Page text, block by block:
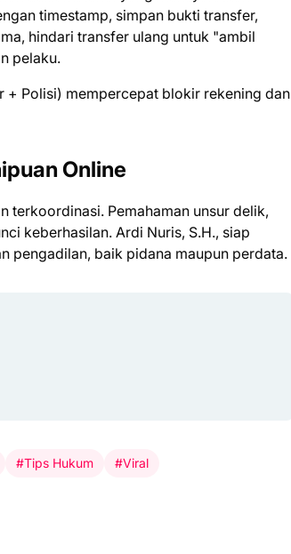
timestamp, simpan bukti transfer,
hindari transfer ulang untuk "ambil
pelaku.
Polisi) mempercepat blokir rekening dan
Online
terkoordinasi. Pemahaman unsur delik,
keberhasilan. Ardi Nuris, S.H., siap
pengadilan, baik pidana maupun perdata.
#Tips Hukum #Viral